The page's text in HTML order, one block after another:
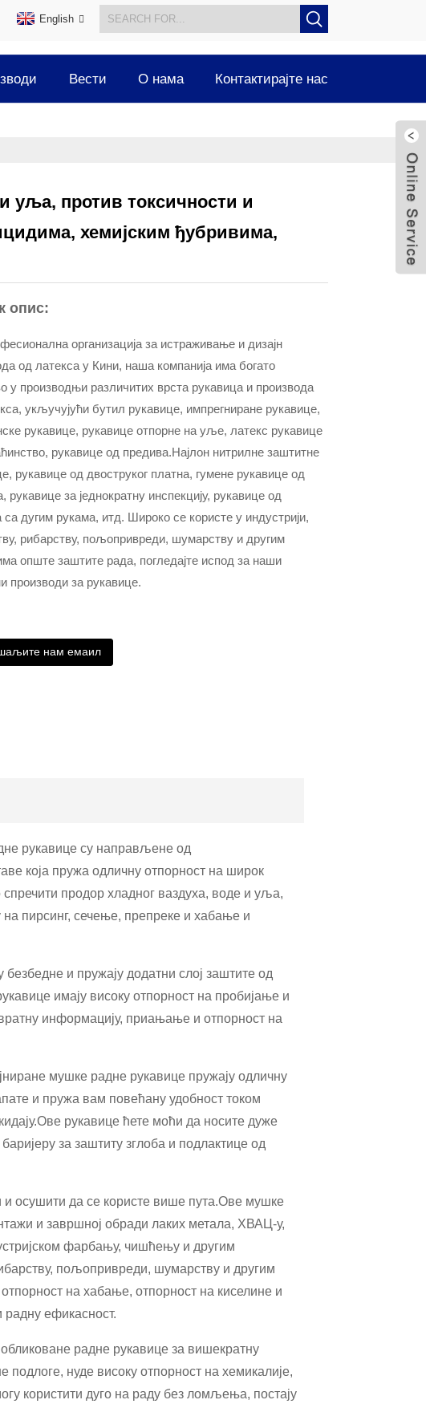
English
Вести О нама Контактирајте нас
уља, против токсичности и
хемијским ђубривима,
опис:
организација за истраживање и дизајн
од латекса у Кини, наша компанија има богато
у производњи различитих врста рукавица и производа
укључујући бутил рукавице, импрегниране рукавице,
рукавице, рукавице отпорне на уље, латекс рукавице
рукавице од предива.Најлон нитрилне заштитне
рукавице од двоструког платна, гумене рукавице од
рукавице за једнократну инспекцију, рукавице од
са дугим рукама, итд. Широко се користе у индустрији,
рибарству, пољопривреди, шумарству и другим
опште заштите рада, погледајте испод за наши
производи за рукавице.
нам емаил
рукавице су направљене од
која пружа одличну отпорност на широк
продор хладног ваздуха, воде и уља,
пирсинг, сечење, препреке и хабање и
и пружају додатни слој заштите од
имају високу отпорност на пробијање и
информацију, приањање и отпорност на
мушке радне рукавице пружају одличну
и пружа вам повећану удобност током
рукавице ћете моћи да носите дуже
за заштиту зглоба и подлактице од
и осушити да се користе више пута.Ове мушке
и завршној обради лаких метала, ХВАЦ-у,
фарбању, чишћењу и другим
пољопривреди, шумарству и другим
на хабање, отпорност на киселине и
ефикасност.
радне рукавице за вишекратну
нуде високу отпорност на хемикалије,
користити дуго на раду без ломљења, постају